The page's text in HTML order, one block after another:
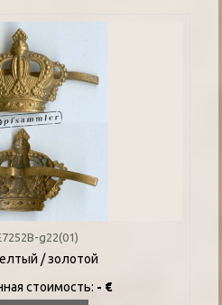
g22(01)
/ золотой
стоимость: - €